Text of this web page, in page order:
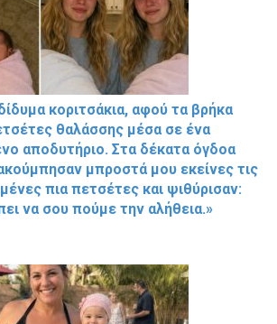
κοριτσάκια, αφού τα βρήκα
θαλάσσης μέσα σε ένα
αποδυτήριο. Στα δέκατα όγδοα
μπροστά μου εκείνες τις
πια πετσέτες και ψιθύρισαν:
να σου πούμε την αλήθεια.»